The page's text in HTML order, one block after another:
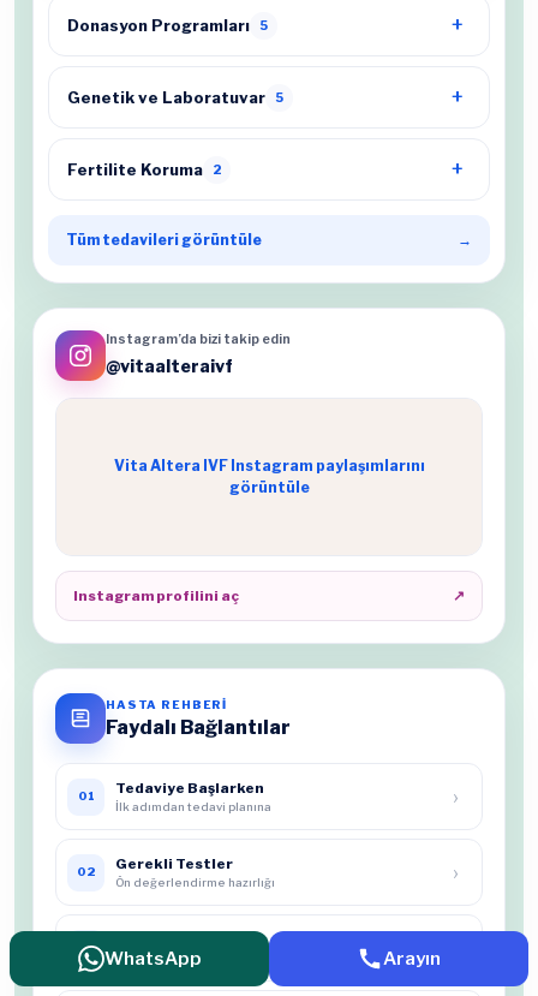
Donasyon Programları 5
Genetik ve Laboratuvar 5
Fertilite Koruma 2
Tüm tedavileri görüntüle →
Instagram’da bizi takip edin
@vitaalteraivf
Vita Altera IVF Instagram paylaşımlarını
görüntüle
Instagram profilini aç ↗
HASTA REHBERİ
Faydalı Bağlantılar
01 Tedaviye Başlarken
İlk adımdan tedavi planına ›
02 Gerekli Testler
Ön değerlendirme hazırlığı ›
03
Sonuçları etkileyen faktörler
WhatsApp Arayın